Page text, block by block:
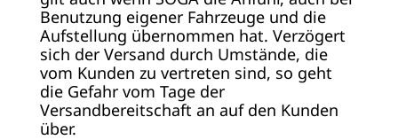
Benutzung eigener Fahrzeuge und die
Aufstellung übernommen hat. Verzögert
sich der Versand durch Umstände, die
vom Kunden zu vertreten sind, so geht
die Gefahr vom Tage der
Versandbereitschaft an auf den Kunden
über.